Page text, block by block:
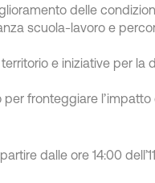
delle
scuola-lavoro e
e iniziative per la
fronteggiare l’impatto
dalle ore 14:00